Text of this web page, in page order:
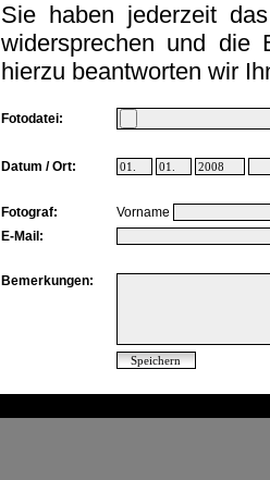
Sie haben jederzeit
widersprechen und die
hierzu beantworten wir
Fotodatei:
Datum / Ort:
Fotograf:
Vorname
E-Mail:
Bemerkungen: